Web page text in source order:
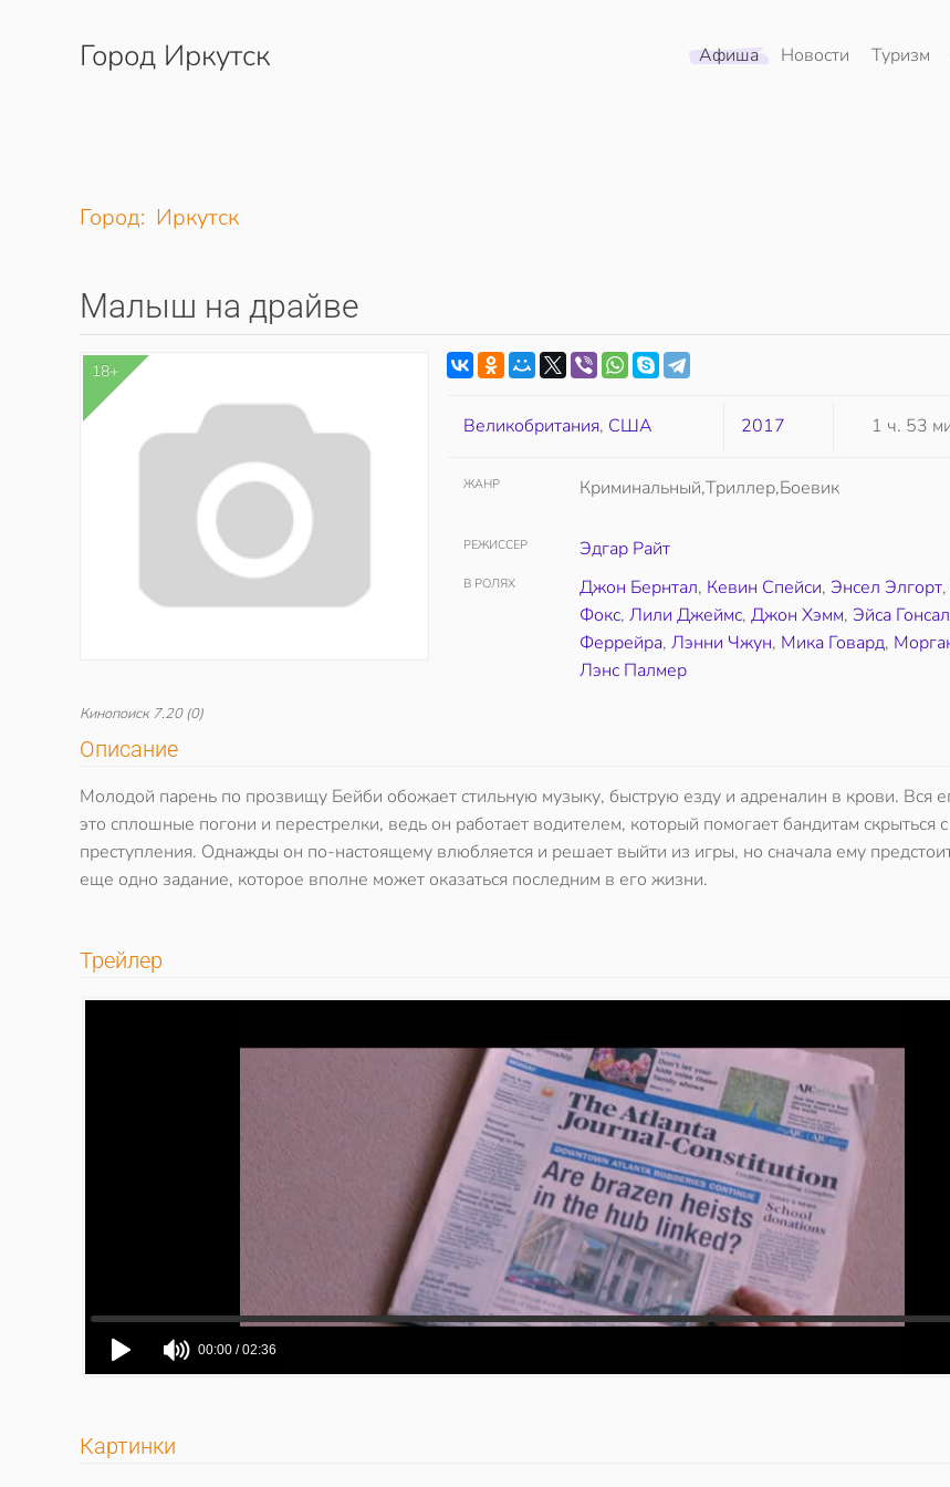
Перейти к содержимому
Город Иркутск Афиша Новости Туризм
Город: Иркутск
Малыш на драйве
18+
Кинопоиск 7.20(0)
Великобритания, США 2017 1 ч. 53
ЖАНР Криминальный,Триллер,Боевик
РЕЖИССЕР Эдгар Райт
В РОЛЯХ Джон Бернтал, Кевин Спейси,Энсел Элгорт
Фокс,Лили Джеймс,Джон Хэмм,Эйса
Феррейра,Лэнни Чжун, Мика Говард,
Лэнс Палмер
Описание
Молодой парень по прозвищу Бейби обожает стильную музыку, быструю езду и адреналин в крови. Вся
это сплошные погони и перестрелки, ведь он работает водителем, который помогает бандитам скрыться
преступления. Однажды он по-настоящему влюбляется и решает выйти из игры, но сначала ему
еще одно задание, которое вполне может оказаться последним в его жизни.
Трейлер
Картинки